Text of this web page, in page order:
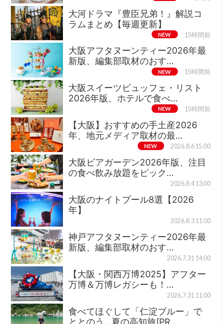
大河ドラマ『豊臣兄弟！』解説コ
ラムまとめ【毎週更新】
NEW 15時間前
大阪アフタヌーンティー2026年最
新版、編集部取材のおす…
NEW 15時間前
大阪スイーツビュッフェ・リスト
2026年版、ホテルで食べ…
NEW 15時間前
【大阪】おすすめの手土産2026
年、地元メディア取材の最…
NEW 2026.8.6 15:00
大阪ビアガーデン2026年版、注目
の食べ飲み放題をピック…
2026.8.4 13:00
大阪のナイトプール8選【2026
年】
2026.8.3 11:00
神戸アフタヌーンティー2026年最
新版、編集部取材のおす…
2026.7.31 14:00
【大阪・関西万博2025】アフター
万博＆万博レガシーも！…
2026.7.31 11:00
食べてほぐして「仁淀ブルー」で
ととのう…夏の高知旅[PR…